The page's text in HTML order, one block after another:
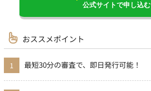
公式サイトで申し込む
おススメポイント
最短30分の審査で、即日発行可能！